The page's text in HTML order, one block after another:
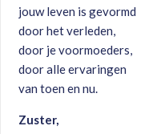
jouw leven is gevormd
door het verleden,
door je voormoeders,
door alle ervaringen
van toen en nu.
Zuster,